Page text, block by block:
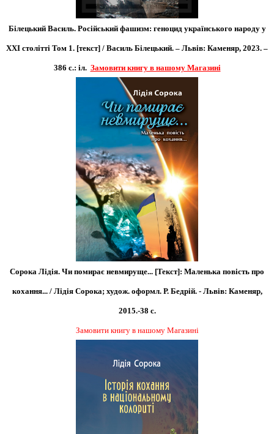
Білецький Василь. Російський фашизм: геноцид українського народу у
XXI столітті Том 1. [текст] / Василь Білецький. – Львів: Каменяр, 2023. –
386 с.: іл. Замовити книгу в нашому Магазині
Сорока Лідія. Чи помирає невмируще... [Текст]: Маленька повість про
кохання... / Лідія Сорока; худож. оформл. Р. Бедрій. - Львів: Каменяр,
2015.-38 с.
Замовити книгу в нашому Магазині